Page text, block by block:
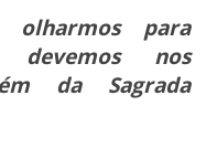
olharmos para
devemos nos
da Sagrada